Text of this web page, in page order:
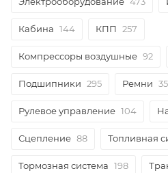
Кабина 144 КПП 257
Компрессоры воздушные 92
Подшипники 295 Ремни
Рулевое управление 104
Сцепление 88 Топливная
Тормозная система 198